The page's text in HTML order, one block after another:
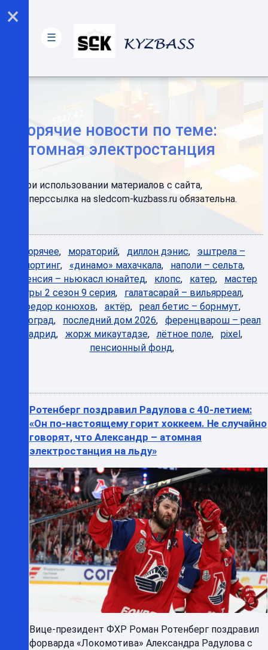
Горячие новости по теме:
атомная электростанция
При использовании материалов с сайта,
гиперссылка на sledcom-kuzbass.ru обязательна.
Горячее, мораторий, диллон дэнис, эштрела –
спортинг, «динамо» махачкала, наполи – сельта,
валенсия – ньюкасл юнайтед, клопс, катер, мастер
игры 2 сезон 9 серия, галатасарай – вильярреал,
федор конюхов, актёр, реал бетис – борнмут,
павлоград, последний дом 2026, ференцварош – реал
мадрид, жорж микаутадзе,лётное поле, pixel ,
пенсионный фонд,
Ротенберг поздравил Радулова с 40-летием:
«Он по-настоящему горит хоккеем. Не случайно
говорят, что Александр – атомная
электростанция на льду»
Вице-президент ФХР Роман Ротенберг поздравил
форварда «Локомотива» Александра Радулова с
×
☰